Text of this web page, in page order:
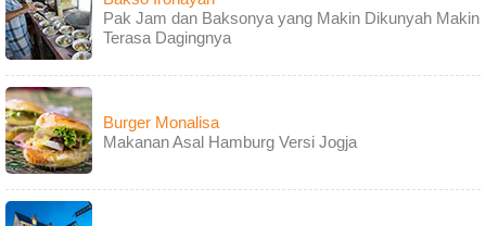
Pak Jam dan Baksonya yang Makin Dikunyah Makin
Terasa Dagingnya
Burger Monalisa
Makanan Asal Hamburg Versi Jogja